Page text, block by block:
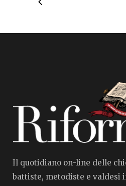
Il quotidiano on-line delle
battiste, metodiste e valdesi